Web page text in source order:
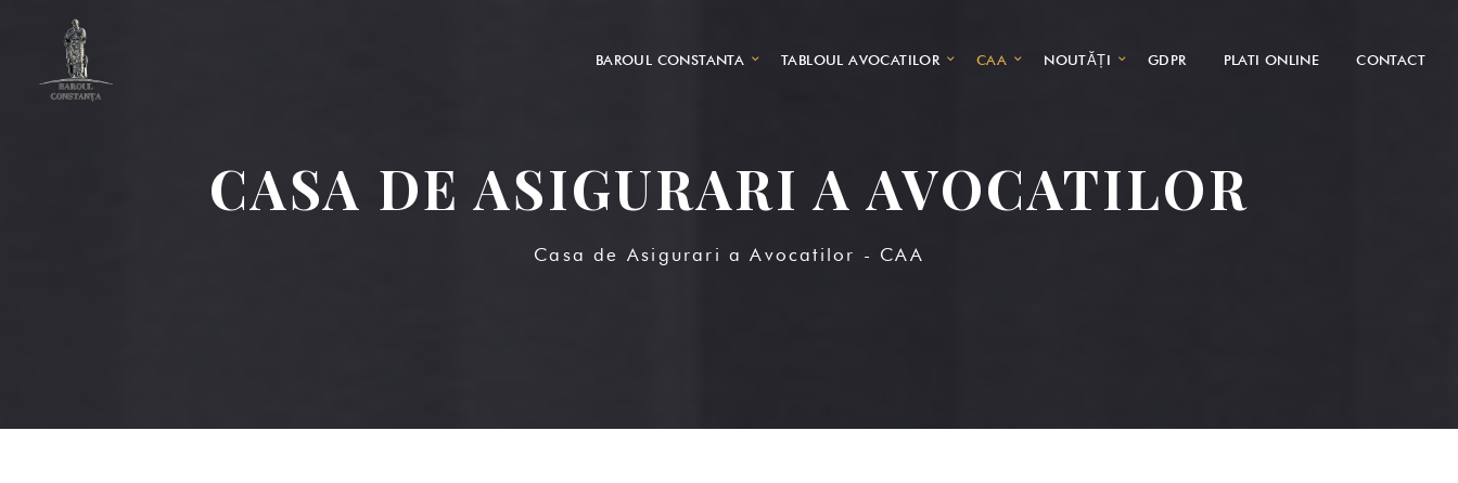
BAROUL CONSTANTA TABLOUL AVOCATILOR CAA NOUTĂȚI GDPR PLATI ONLINE CONTACT
CASA DE ASIGURARI A AVOCATILOR
Casa de Asigurari a Avocatilor - CAA